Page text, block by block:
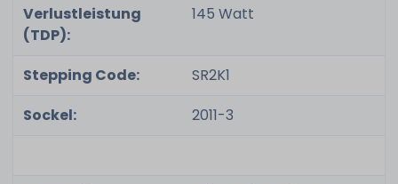
Verlustleistung
(TDP):
145 Watt
Stepping Code:
SR2K1
Sockel:
2011-3